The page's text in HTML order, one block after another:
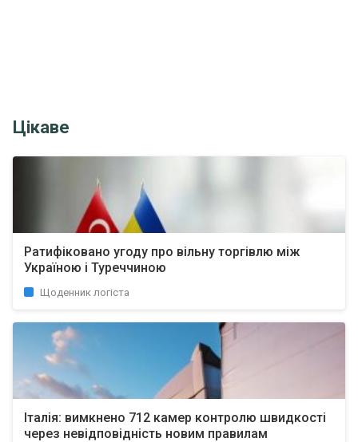
Цікаве
Ратифіковано угоду про вільну торгівлю між
Україною і Туреччиною
Щоденник логіста
Італія: вимкнено 712 камер контролю швидкості
через невідповідність новим правилам